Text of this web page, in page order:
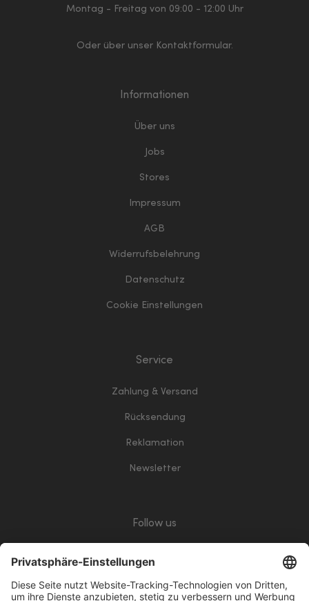
Montag - Freitag von 09:00 - 12:00 Uhr
Oder über unser Kontaktformular.
Informationen
Über uns
Jobs
Stores
Impressum
AGB
Widerrufsbelehrung
Datenschutz
Cookie Einstellungen
Service
Zahlung & Versand
Rücksendung
Reklamation
Newsletter
Follow us
giropay Klarna VorkassePayPalWhiteVisaWhite